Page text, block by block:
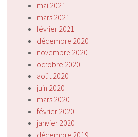
mai 2021
mars 2021
février 2021
décembre 2020
novembre 2020
octobre 2020
août 2020
juin 2020
mars 2020
février 2020
janvier 2020
décembre 2019